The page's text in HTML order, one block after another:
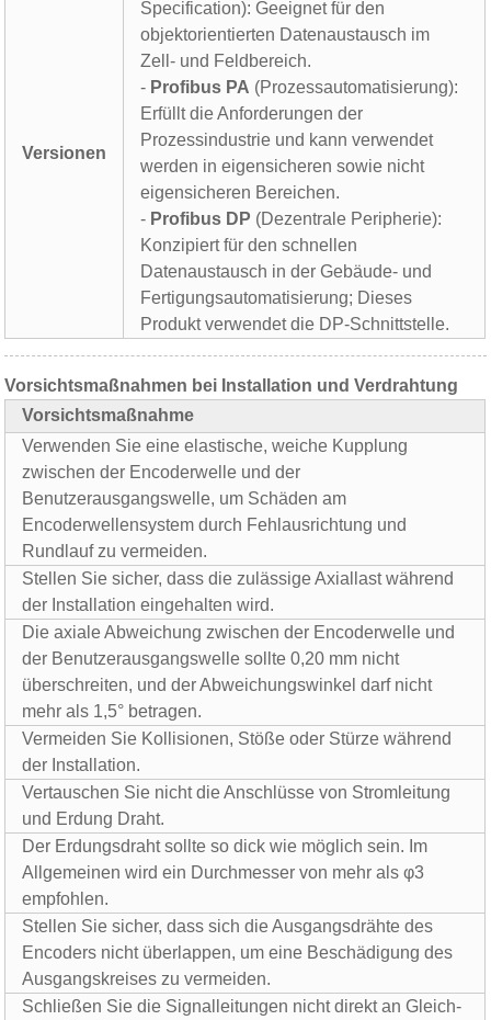
Versionen
Specification): Geeignet für den
objektorientierten Datenaustausch im
Zell- und Feldbereich.
- Profibus PA (Prozessautomatisierung):
Erfüllt die Anforderungen der
Prozessindustrie und kann verwendet
werden in eigensicheren sowie nicht
eigensicheren Bereichen.
- Profibus DP (Dezentrale Peripherie):
Konzipiert für den schnellen
Datenaustausch in der Gebäude- und
Fertigungsautomatisierung; Dieses
Produkt verwendet die DP-Schnittstelle.
Vorsichtsmaßnahmen bei Installation und Verdrahtung
Vorsichtsmaßnahme
Verwenden Sie eine elastische, weiche Kupplung
zwischen der Encoderwelle und der
Benutzerausgangswelle, um Schäden am
Encoderwellensystem durch Fehlausrichtung und
Rundlauf zu vermeiden.
Stellen Sie sicher, dass die zulässige Axiallast während
der Installation eingehalten wird.
Die axiale Abweichung zwischen der Encoderwelle und
der Benutzerausgangswelle sollte 0,20 mm nicht
überschreiten, und der Abweichungswinkel darf nicht
mehr als 1,5° betragen.
Vermeiden Sie Kollisionen, Stöße oder Stürze während
der Installation.
Vertauschen Sie nicht die Anschlüsse von Stromleitung
und Erdung Draht.
Der Erdungsdraht sollte so dick wie möglich sein. Im
Allgemeinen wird ein Durchmesser von mehr als φ3
empfohlen.
Stellen Sie sicher, dass sich die Ausgangsdrähte des
Encoders nicht überlappen, um eine Beschädigung des
Ausgangskreises zu vermeiden.
Schließen Sie die Signalleitungen nicht direkt an Gleich-